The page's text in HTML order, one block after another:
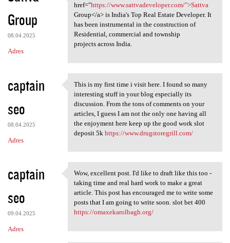
Group
08.04.2025
Adres
href="https://www.sattvadeveloper.com/">Sattva
Group</a> is India's Top Real Estate Developer. It
has been instrumental in the construction of
Residential, commercial and township
projects across India.
captain
seo
08.04.2025
Adres
This is my first time i visit
This is my first time i visit here. I found so many
interesting stuff in your blog especially its
discussion. From the tons of comments on your
articles, I guess I am not the only one having all
the enjoyment here keep up the good work slot
deposit 5k https://www.drugstoregrill.com/
captain
seo
09.04.2025
Adres
Wow, excellent post. I'd like
Wow, excellent post. I'd like to draft like this too -
taking time and real hard work to make a great
article. This post has encouraged me to write some
posts that I am going to write soon. slot bet 400
https://omaxekarolbagh.org/